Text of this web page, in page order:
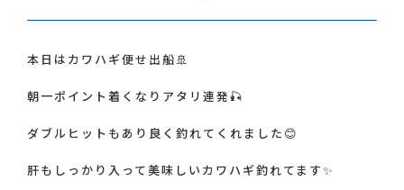
本日はカワハギ便せ出船🚢
朝一ポイント着くなりアタリ連発🎣
ダブルヒットもあり良く釣れてくれました😊
肝もしっかり入って美味しいカワハギ釣れてます✨
天魁丸・船長紹介
アクセス